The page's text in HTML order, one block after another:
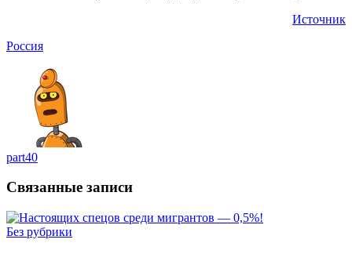
Источник
Россия
part40
Связанные записи
Без рубрики